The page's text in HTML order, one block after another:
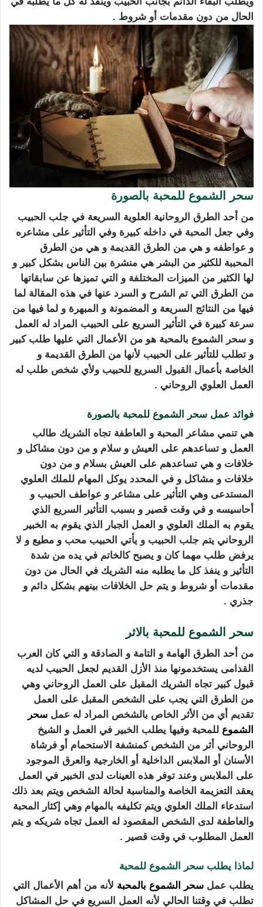
الحال من دون مقدمات أو شروط .
سحر الشموع للمحبة بالصورة
من أحد الطرق الروحانية العلوية السريعة في جلب الحبيب
وفي جعل المحبة في داخله كبيرة وفي التأثير على مشاعره
و عواطفه و هي من الطرق القديمة و هي من الطرق
المحببة للكثير من البشر هي منشرة بين الناس بشكل كبير و
لها الكثير من الميزات المختلفة و التي تميزها عن سابقاتها
من الطرق التي تم الشرح و السرد عنها في هذه المقالة لما
فيها من النتائج السريعة و المضمونة و المبهرة و لما فيها من
سرعة كبيرة في التأثير السريع على الحبيب المراد له العمل
و سحر الشموع بالمحبة هو من الأعمال التي عليها طلب كبير
و تطلب للتأثير على الحبيب لأنها من الطرق القديمة و
الخاصة بأعمال القبول السريع للحبيب ولأي شخص طلب له
العمل العلوي الروحاني .
فوائد عمل سحر الشموع للمحبة بالصورة
هي تنمي مشاعر المحبة و العاطفة تجاه الشريك طالب
العمل و تساعدهم على العيش و سلام و من دون مشاكل و
خلافات و هي تساعدهم على العيش بسلام و من دون
خلافات و مشاكل و في المحدد يوكل المهام للملك العلوي
المستدعى وهي التأثير على مشاعر و عواطف الحبيب و
أحاسيسه و في وقت قصير و بسبب التأثير السريع الذي
يقوم به الملك العلوي و العمل الجبار الذي يقوم به الخبير
الروحاني يتم جلب الحبيب و يأتي الحبيب محب و مطيع و لا
يرفض طلب مهما كان و يصبح كالخاتم في يده من شدة
التأثير و ينفذ كل ما يطلبه منه الشريك في الحال من دون
مقدمات أو شروط و يتم حل الخلافات بينهم بشكل دائم و
جذري .
سحر الشموع للمحبة بالاثر
من أحد الطرق الهامة و التامة و الصادقة و التي كان العرب
القدامى يستخدمونها منذ الأزل القديم لجعل الحبيب لديه
قبول كبير تجاه الشريك المقبل على العمل الروحاني وهي
من الطرق التي يجب على الشخص المقبل على العمل
تقديم أي من الأثر الخاص بالشخص المراد له عمل سحر
الشموع للمحبة وفيها يطلب الخبير في العمل و الشيخ
الروحاني أثر من الشخص كمنشفة الاستحمام أو فرشاة
الأسنان أو الملابس الداخلية أو الخارجية والعرق الموجود
على الملابس وعند توفر هذه العينات لدى الخبير في العمل
يعقد التعزيمة الخاصة والمناسبة لحالة الشخص ويتم بعد ذلك
استدعاء الملك العلوي ويتم تكليفه بالمهام وهي إكثار المحبة
والعاطفة لدى الشخص المقصود له العمل تجاه شريكه و يتم
العمل المطلوب في وقت قصير .
لماذا يطلب سحر الشموع للمحبة
يطلب عمل سحر الشموع بالمحبة لأنه من أهم الأعمال التي
تطلب في وقتنا الحالي لأنه العمل السريع في حل المشاكل